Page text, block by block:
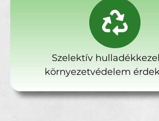
Szelektív
környezetvédelem